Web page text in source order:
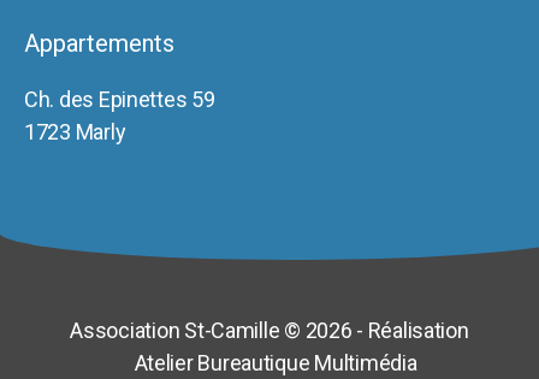
Appartements
Ch. des Epinettes 59
1723 Marly
Association St-Camille © 2026 - Réalisation
Atelier Bureautique Multimédia